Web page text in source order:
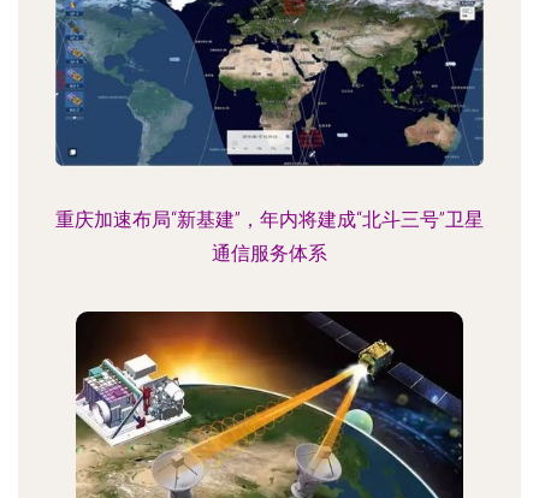
重庆加速布局“新基建”，年内将建成“北斗三号”卫星
通信服务体系